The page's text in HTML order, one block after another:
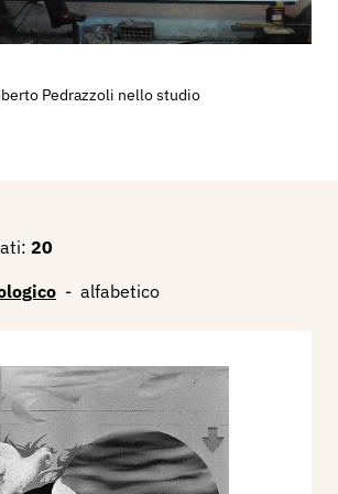
Turismo della Provincia di
tra tradizione e
dei segni” che riassume i
di attività.
cura la direzione artistica della
d’Arte Contemporanea di Viadana
Pedrazzoli nello studio
20
- alfabetico